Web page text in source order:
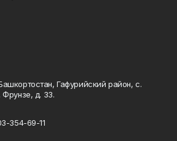
Гафурийский район, с.
Фрунзе, д. 33.
354-69-11